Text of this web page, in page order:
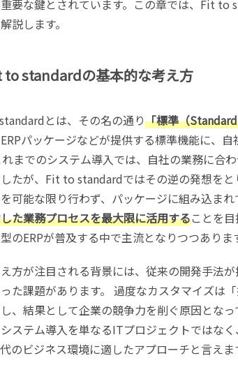
要な鍵とされています。この章では、Fit to
説します。
to standardの基本的な考え方
とは、その名の通り「標準（
パッケージなどが提供する標準機能に、
れまでのシステム導入では、自社の業務に合
たが、Fit to standardではその逆の発想を
可能な限り行わず、パッケージに組み込まれ
た業務プロセスを最大限に活用することを
のERPが普及する中で主流となりつつありま
方が注目される背景には、従来の開発手法
た課題があります。 過度なカスタマイズは
、結果として企業の競争力を削ぐ原因とな
ステム導入を単なるITプロジェクトではなく、
のビジネス環境に適したアプローチと言えま